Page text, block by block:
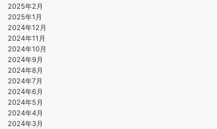
2025年2月
2025年1月
2024年12月
2024年11月
2024年10月
2024年9月
2024年8月
2024年7月
2024年6月
2024年5月
2024年4月
2024年3月